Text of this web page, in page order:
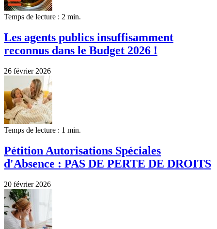
Temps de lecture : 2 min.
Les agents publics insuffisamment
reconnus dans le Budget 2026 !
26 février 2026
Temps de lecture : 1 min.
Pétition Autorisations Spéciales
d'Absence : PAS DE PERTE DE DROITS
20 février 2026